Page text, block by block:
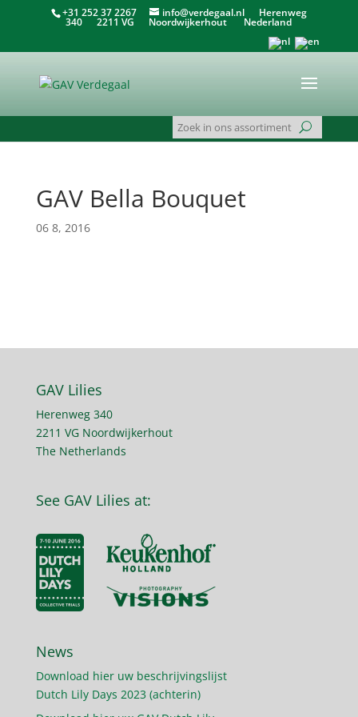
+31 252 37 2267 info@verdegaal.nlHerenweg
340 2211 VG Noordwijkerhout Nederland
GAV Bella Bouquet
06 8, 2016
GAV Lilies
Herenweg 340
2211 VG Noordwijkerhout
The Netherlands
See GAV Lilies at:
News
Download hier uw beschrijvingslijst
Dutch Lily Days 2023 (achterin)